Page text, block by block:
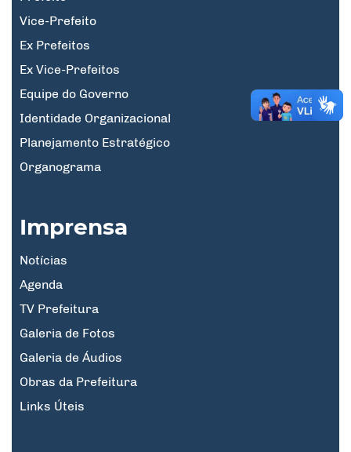
Vice-Prefeito
Ex Prefeitos
Ex Vice-Prefeitos
Equipe do Governo
Identidade Organizacional
Planejamento Estratégico
Organograma
Imprensa
Notícias
Agenda
TV Prefeitura
Galeria de Fotos
Galeria de Áudios
Obras da Prefeitura
Links Úteis